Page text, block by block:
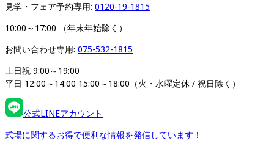
見学・フェア予約専用: 0120-19-1815
10:00～17:00 （年末年始除く）
お問い合わせ専用: 075-532-1815
土日祝 9:00～19:00
平日 12:00～14:00 15:00～18:00（火・水曜定休 / 祝日除く）
公式LINEアカウント
式場に関するお得で便利な情報を発信しています！